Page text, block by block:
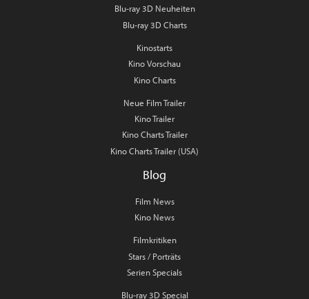
Blu-ray 3D Neuheiten
Blu-ray 3D Charts
Kinostarts
Kino Vorschau
Kino Charts
Neue Film Trailer
Kino Trailer
Kino Charts Trailer
Kino Charts Trailer (USA)
Blog
Film News
Kino News
Filmkritiken
Stars / Porträts
Serien Specials
Blu-ray 3D Special